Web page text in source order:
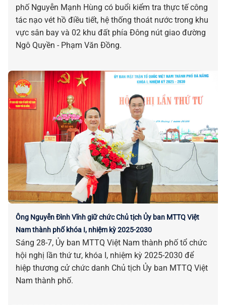
phố Nguyễn Mạnh Hùng có buổi kiểm tra thực tế công
tác nạo vét hồ điều tiết, hệ thống thoát nước trong khu
vực sân bay và 02 khu đất phía Đông nút giao đường
Ngô Quyền - Phạm Văn Đồng.
Ông Nguyễn Đình Vĩnh giữ chức Chủ tịch Ủy ban MTTQ Việt
Nam thành phố khóa I, nhiệm kỳ 2025-2030
Sáng 28-7, Ủy ban MTTQ Việt Nam thành phố tổ chức
hội nghị lần thứ tư, khóa I, nhiệm kỳ 2025-2030 để
hiệp thương cử chức danh Chủ tịch Ủy ban MTTQ Việt
Nam thành phố.